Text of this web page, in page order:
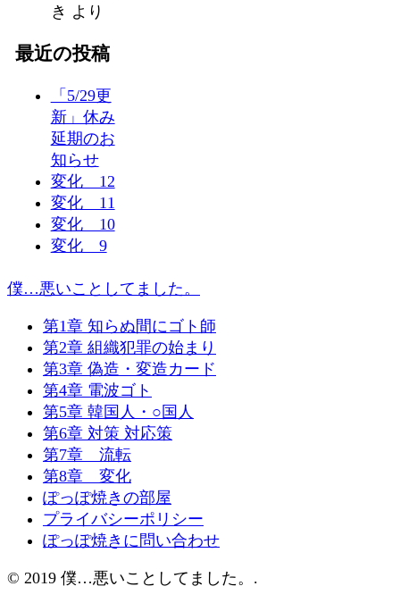
き より
最近の投稿
「5/29更
新」休み
延期のお
知らせ
変化 12
変化 11
変化 10
変化 9
僕…悪いことしてました。
第1章 知らぬ間にゴト師
第2章 組織犯罪の始まり
第3章 偽造・変造カード
第4章 電波ゴト
第5章 韓国人・○国人
第6章 対策 対応策
第7章 流転
第8章 変化
ぽっぽ焼きの部屋
プライバシーポリシー
ぽっぽ焼きに問い合わせ
© 2019 僕…悪いことしてました。.